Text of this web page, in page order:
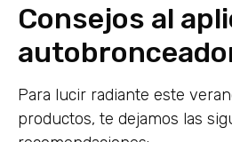
Consejos al
Para lucir radiante este
productos, te dejamos las